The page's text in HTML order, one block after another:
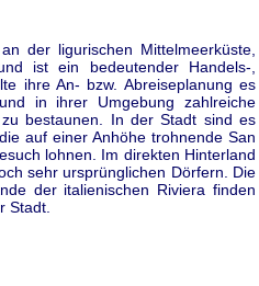
der ligurischen Mittelmeerküste,
ist ein bedeutender Handels-,
ihre An- bzw. Abreiseplanung es
in ihrer Umgebung zahlreiche
bestaunen. In der Stadt sind es
auf einer Anhöhe trohnende San
lohnen. Im direkten Hinterland
sehr ursprünglichen Dörfern. Die
der italienischen Riviera finden
Stadt.